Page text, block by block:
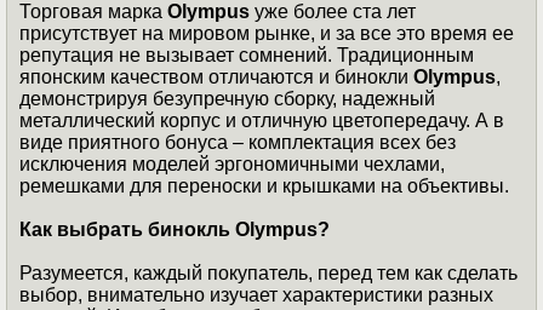
Торговая марка Olympus уже более ста лет
присутствует на мировом рынке, и за все это время ее
репутация не вызывает сомнений. Традиционным
японским качеством отличаются и бинокли Olympus,
демонстрируя безупречную сборку, надежный
металлический корпус и отличную цветопередачу. А в
виде приятного бонуса – комплектация всех без
исключения моделей эргономичными чехлами,
ремешками для переноски и крышками на объективы.
Как выбрать бинокль Olympus?
Разумеется, каждый покупатель, перед тем как сделать
выбор, внимательно изучает характеристики разных